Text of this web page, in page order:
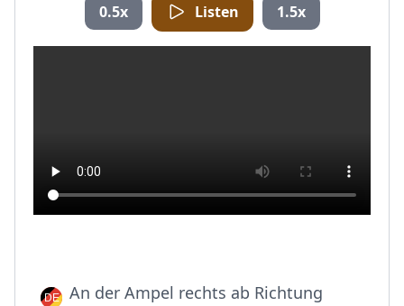
0.5x Listen 1.5x
An der Ampel rechts ab Richtung